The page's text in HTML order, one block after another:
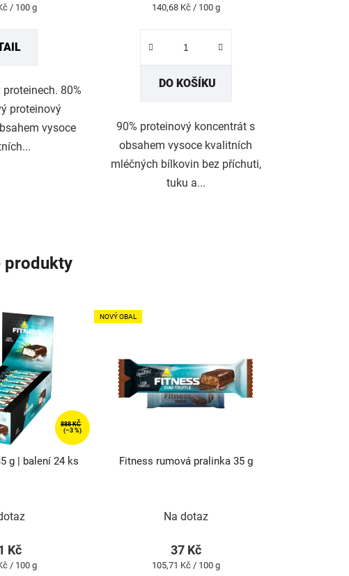
/ 100 g
80%
proteinový
vysoce
hvězdiček.
Měrná
140,68 Kč / 100 g
DO KOŠÍKU
90% proteinový koncentrát s
obsahem vysoce kvalitních
mléčných bílkovin bez příchuti,
tuku a...
produkty
888 KČ
(–3 %)
g | balení 24 ks
Kč
/ 100 g
NOVÝ OBAL
Fitness rumová pralinka 35 g
produktu
hvězdiček.
Na dotaz
37 Kč
Měrná
105,71 Kč / 100 g